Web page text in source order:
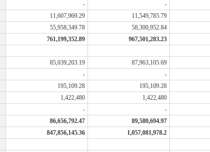
- -
11,607,969.29 11,549,785.79
55,958,349.78 58,300,952.84
761,199,352.89 967,501,283.23
85,039,203.19 87,963,105.69
- -
195,109.28 195,109.28
1,422,480 1,422,480
- -
86,656,792.47 89,580,694.97
847,856,145.36 1,057,081,978.2